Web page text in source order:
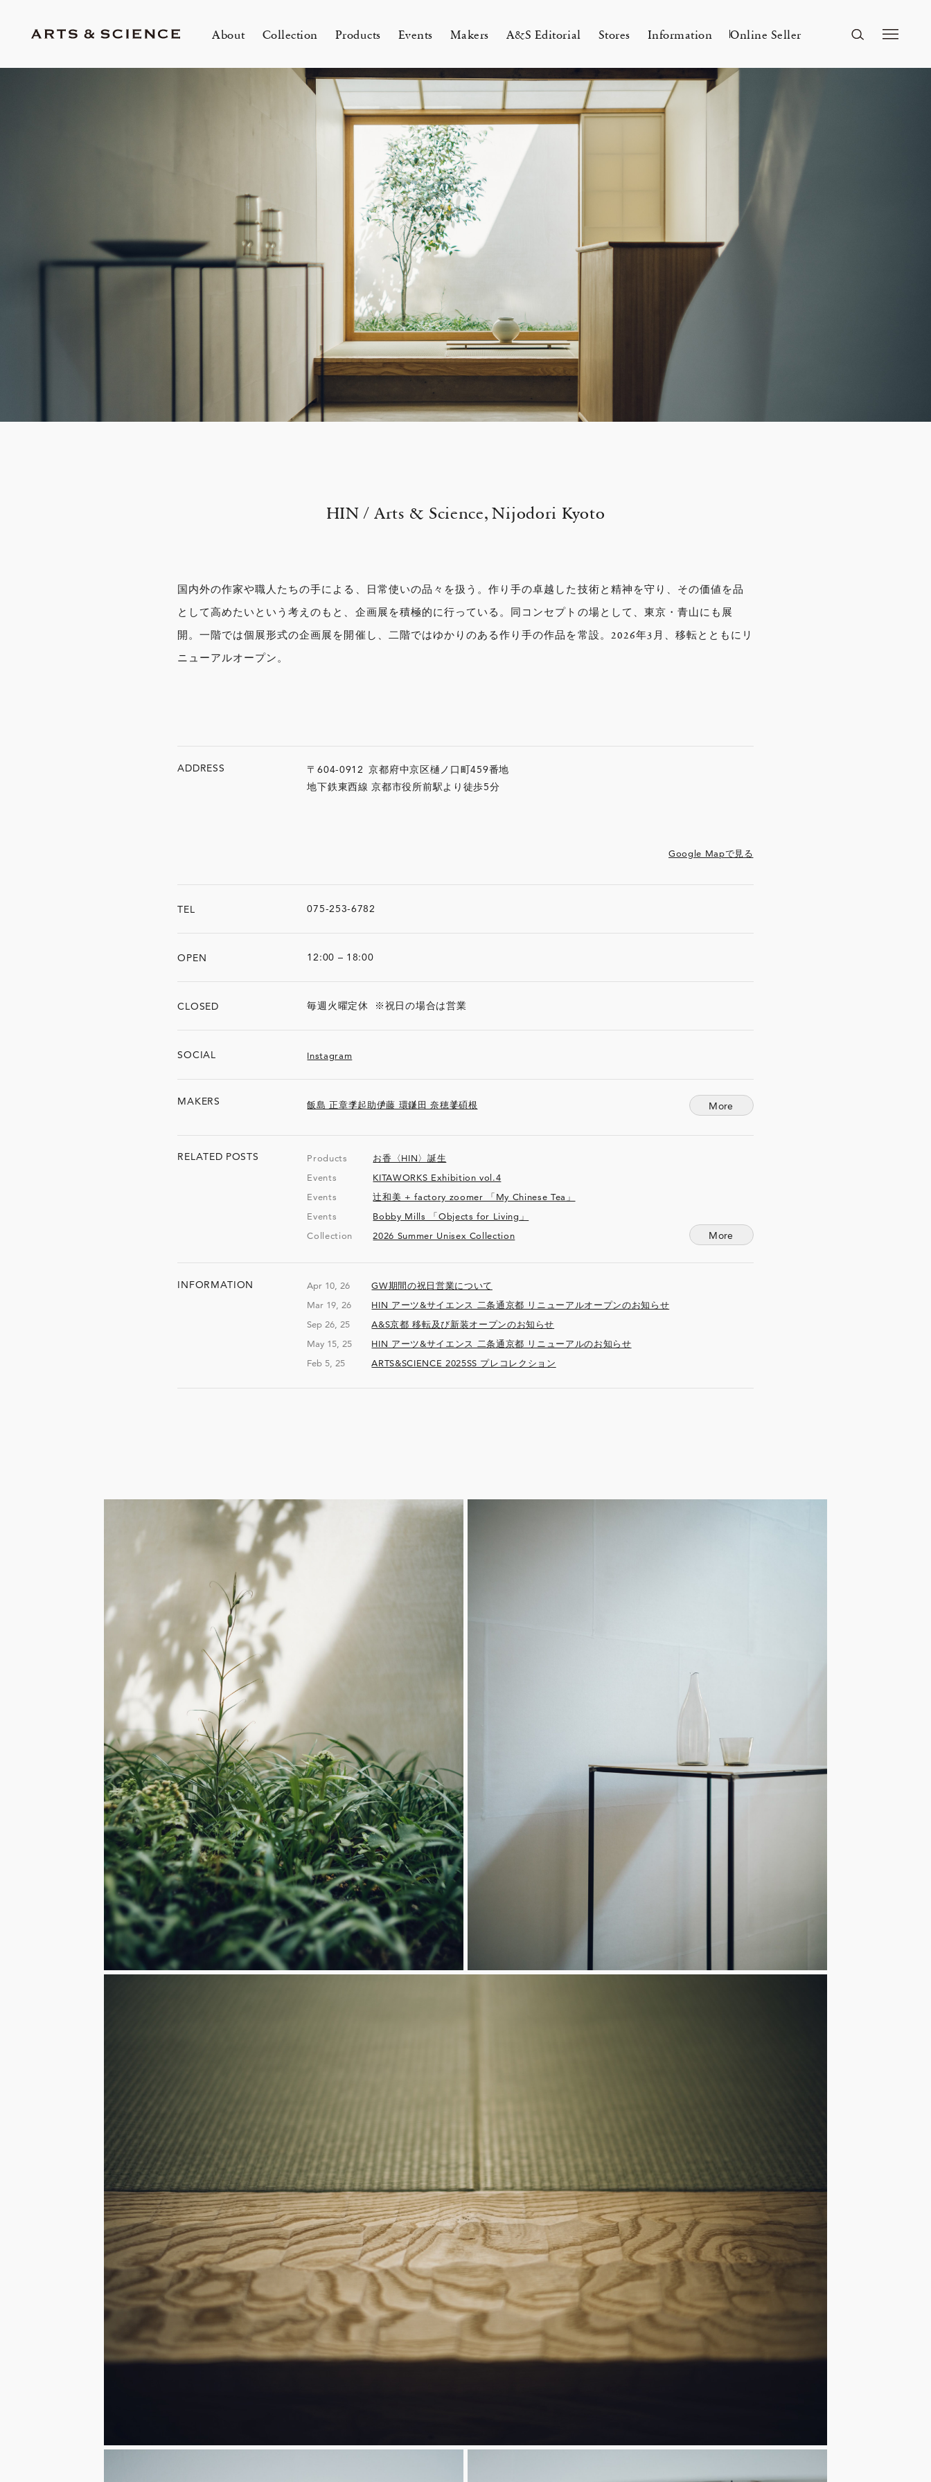
About Collection
2026 Summer Women’s Collection 2026 Summer Unisex Collection 2026 Spring Women’s Collection 2026 Spring Unisex Collection
Products
A&S Home Collection – Stretch
Innerwear
1冊の本 『Poetry Is Growing in
お香〈HIN〉誕生 A&S 2026SS – 手捺染
Events
mariko tsuchiyama トランクショー
&カスタムオーダー会
Eichenlaub セミカスタムオーダー
KITAWORKS Exhibition vol.4
r a s a i 「カディとカンサ ― ひとつ
の気配」
Makers A&S Editorial
One day - 2026 Summer My ARTS&SCIENCE - Marie Iitoyo
Apr 17, 26
One day - 2026 Spring
Flowers
Stores
HIN / Arts & Science, Aoyama
DOWN THE STAIRS
KAMAKURA
A&S Zaimokuza Kamakura
KYOTO
A&S Kyoto
&SHOP Kyoto
HIN / Arts & Science, Nijodori Kyoto
A&S Aneyakoji Kyoto
CORNER
FUKUOKA
A&S Fukuoka
Information Online Seller
HIN / Arts & Science, Nijodori Kyoto
国内外の作家や職人たちの手による、日常使いの品々を扱う。作り手の卓越した技術と精神を守り、その価値を品
として高めたいという考えのもと、企画展を積極的に行っている。同コンセプトの場として、東京・青山にも展
開。一階では個展形式の企画展を開催し、二階ではゆかりのある作り手の作品を常設。2026年3月、移転とともにリ
ニューアルオープン。
ADDRESS 〒604-0912 京都府中京区樋ノ口町459番地
地下鉄東西線 京都市役所前駅より徒歩5分
Google Mapで見る
TEL 075-253-6782
OPEN 12:00 – 18:00
CLOSED 毎週火曜定休 ※祝日の場合は営業
SOCIAL Instagram
MAKERS 飯島 正章李起助伊藤 環鎌田 奈穂姜碩根 More
RELATED POSTS Products
お香〈HIN〉誕生
Events
KITAWORKS Exhibition vol.4
Events
辻和美 + factory zoomer 「My Chinese Tea」
Events
Bobby Mills 「Objects for Living」
Collection
2026 Summer Unisex Collection More
INFORMATION Apr 10, 26
GW期間の祝日営業について
Mar 19, 26
HIN アーツ&サイエンス 二条通京都 リニューアルオープンのお知らせ
Sep 26, 25
A&S京都 移転及び新装オープンのお知らせ
May 15, 25
HIN アーツ&サイエンス 二条通京都 リニューアルのお知らせ
Feb 5, 25
ARTS&SCIENCE 2025SS プレコレクション